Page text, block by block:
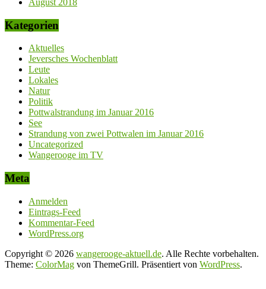
Kategorien
Aktuelles
Jeversches Wochenblatt
Leute
Lokales
Natur
Politik
Pottwalstrandung im Januar 2016
See
Strandung von zwei Pottwalen im Januar 2016
Uncategorized
Wangerooge im TV
Meta
Anmelden
Eintrags-Feed
Kommentar-Feed
WordPress.org
Copyright © 2026 wangerooge-aktuell.de. Alle Rechte vorbehalten.
Theme: ColorMag von ThemeGrill. Präsentiert von WordPress.